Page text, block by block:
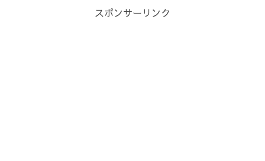
スポンサーリンク